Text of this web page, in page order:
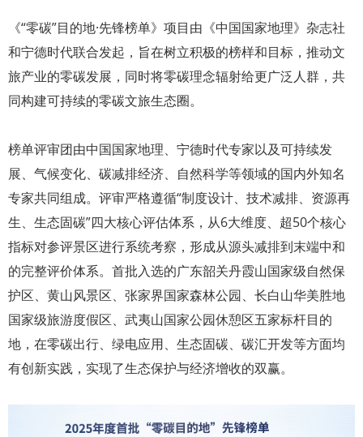
《“零碳”目的地·先锋榜单》项目由《中国国家地理》杂志社
和宁德时代联合发起，旨在树立积极的榜样和目标，推动文
旅产业的零碳发展，同时将零碳理念辐射给更广泛人群，共
同构建可持续的零碳文旅生态圈。
榜单评审团由中国国家地理、宁德时代专家以及可持续发
展、气候变化、碳减排经济、自然科学等领域的国内外知名
专家共同组成。评审严格遵循“制度设计、技术减排、资源再
生、生态固碳”四大核心评估体系，从6大维度、超50个核心
指标对参评景区进行系统考察，形成从源头减排到末端中和
的完整评价体系。首批入选的广东韶关丹霞山国家级自然保
护区、黄山风景区、张家界国家森林公园、长白山华美胜地
国家级旅游度假区、武夷山国家公园休憩区五家标杆目的
地，在零碳出行、绿电应用、生态固碳、碳汇开发等方面均
有创新实践，实现了生态保护与经济增收的双赢。